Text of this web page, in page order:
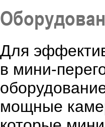
Для
в мини-
мощные